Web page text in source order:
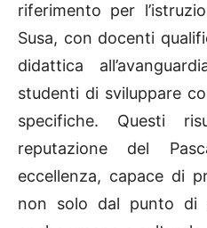
riferimento per
Susa, con docenti
didattica
studenti di sviluppare
specifiche. Questi
reputazione del
eccellenza, capace di
non solo dal punto di